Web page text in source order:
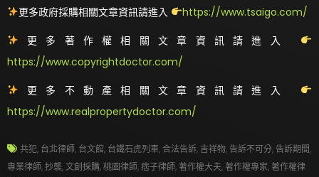
更多政府採購相關文章資訊請進入
https://www.tsaigo.com/
更多著作權相關文章資訊請進入
https://www.copyrightdoctor.com/
更多不動產相關文章資訊請進入
https://www.realpropertydoctor.com/
共犯, 台北律師, 台文館, 台鐵石虎列車,合法告訴, 吉祥物, 告訴不可分, 告訴期間,
專業律師,抄襲,文創採購,桃園律師,痞子律師, 著作權大夫,著作權專家, 著作權律